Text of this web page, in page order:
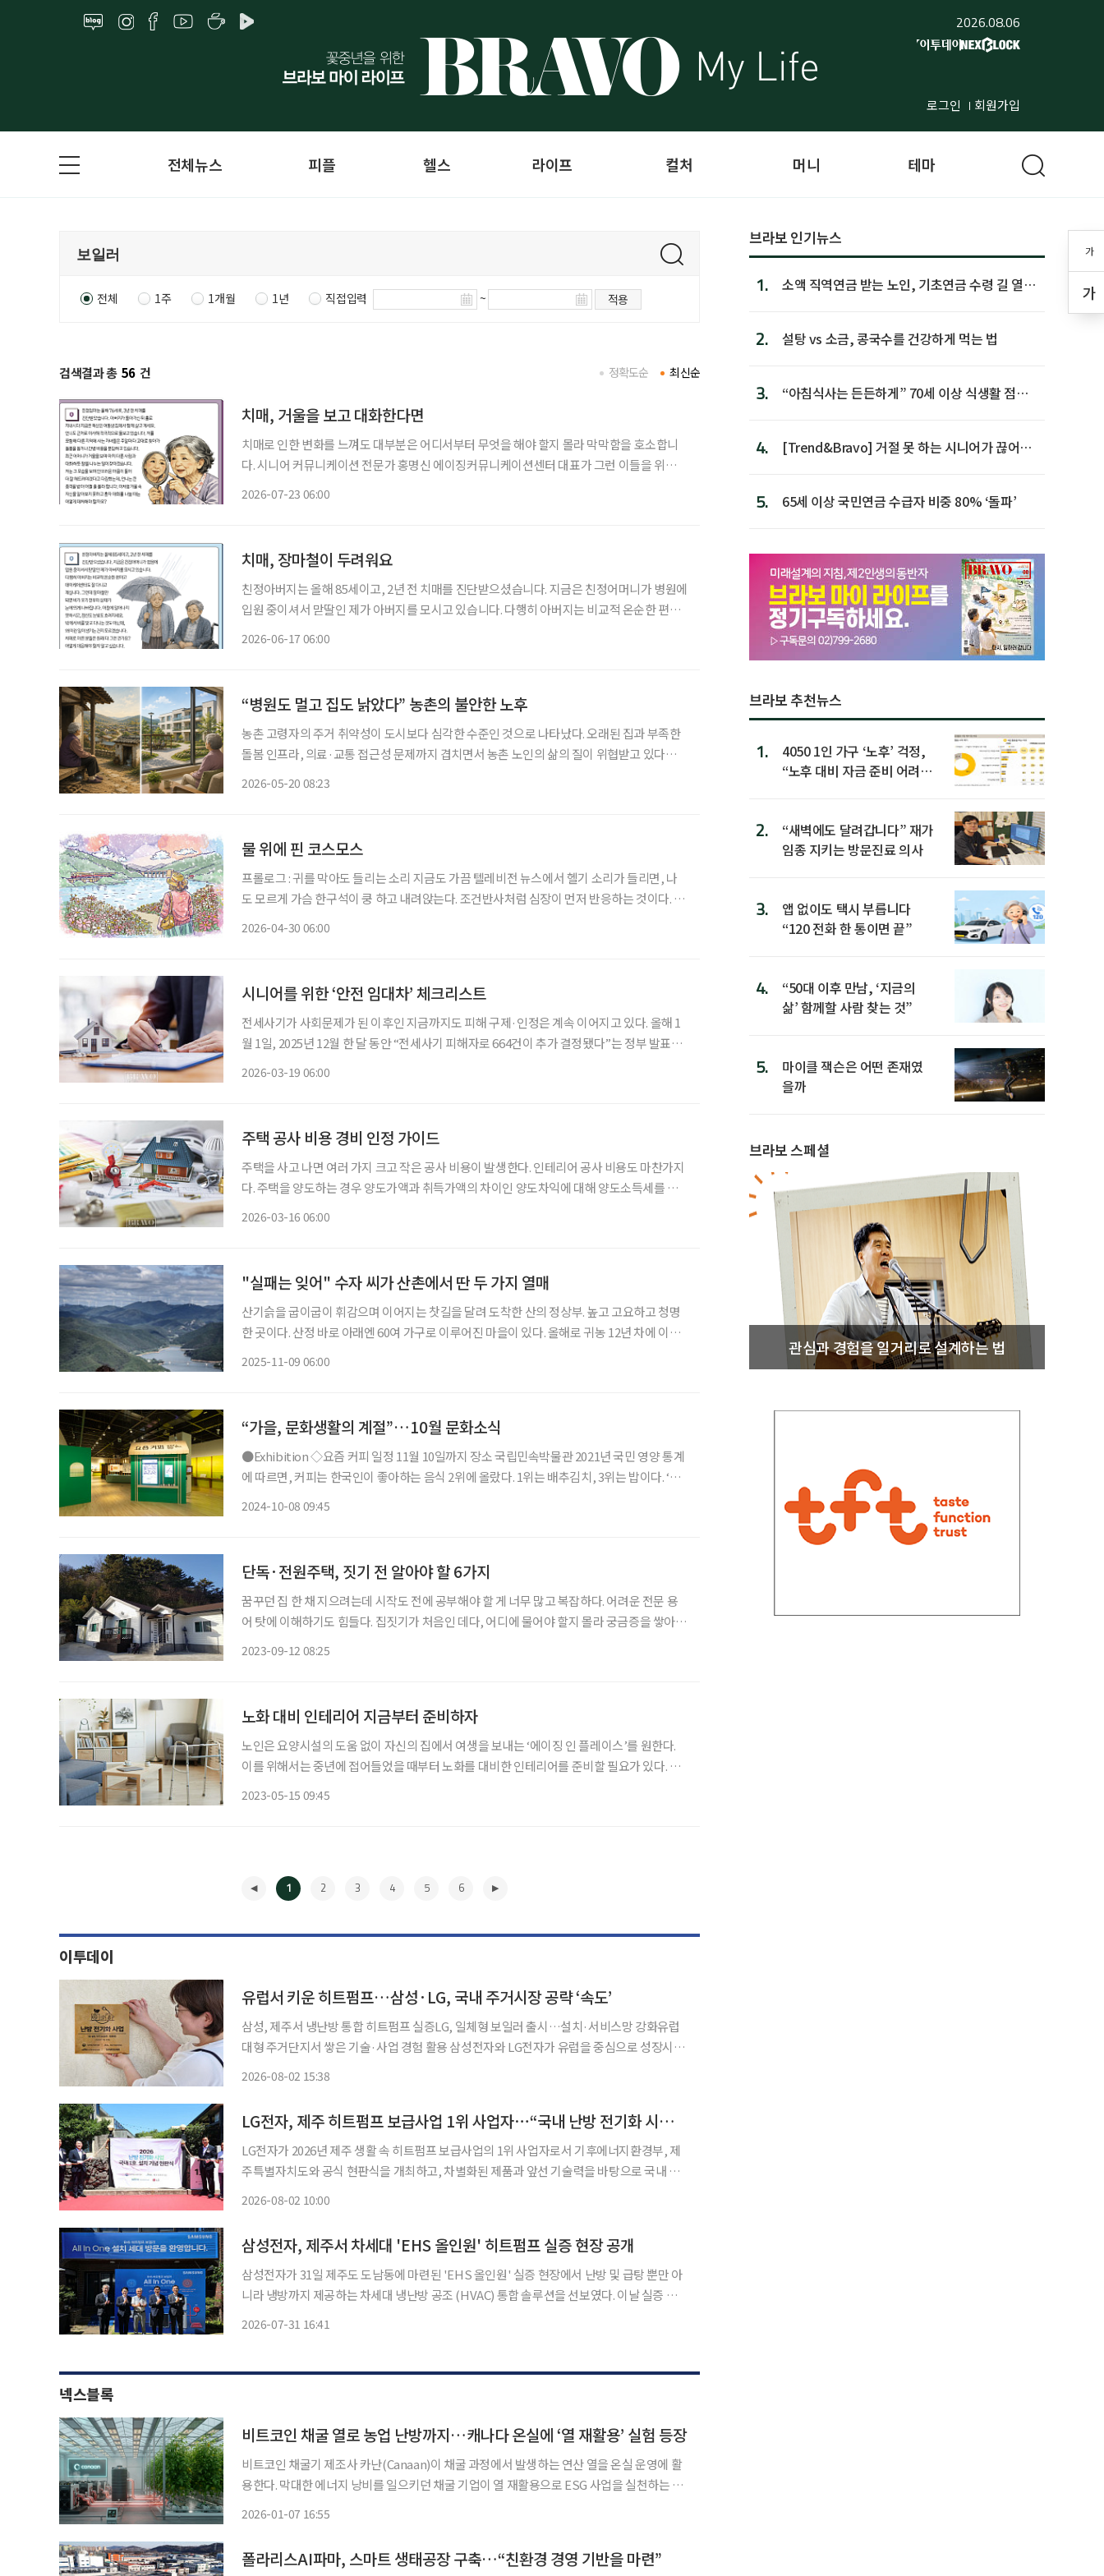
2026.08.06
로그인 회원가입
가
가
전체뉴스 피플 헬스 라이프 컬처 머니 테마
전체 1주 1개월 1년 직접입력 ~ 적용
검색결과 총 56 건 최신순
정확도순
치매, 거울을 보고 대화한다면
치매로 인한 변화를 느껴도 대부분은 어디서부터 무엇을 해야 할지 몰라 막막함을 호소합니
다. 시니어 커뮤니케이션 전문가 홍명신 에이징커뮤니케이션센터 대표가 그런 이들을 위해
2026-07-23 06:00
치매, 장마철이 두려워요
친정아버지는 올해 85세이고, 2년 전 치매를 진단받으셨습니다. 지금은 친정어머니가 병원에
입원 중이셔서 맏딸인 제가 아버지를 모시고 있습니다. 다행히 아버지는 비교적 온순한 편이
2026-06-17 06:00
“병원도 멀고 집도 낡았다” 농촌의 불안한 노후
농촌 고령자의 주거 취약성이 도시보다 심각한 수준인 것으로 나타났다. 오래된 집과 부족한
돌봄 인프라, 의료·교통 접근성 문제까지 겹치면서 농촌 노인의 삶의 질이 위협받고 있다는
2026-05-20 08:23
물 위에 핀 코스모스
프롤로그 : 귀를 막아도 들리는 소리 지금도 가끔 텔레비전 뉴스에서 헬기 소리가 들리면, 나
도 모르게 가슴 한구석이 쿵 하고 내려앉는다. 조건반사처럼 심장이 먼저 반응하는 것이다. 강
2026-04-30 06:00
시니어를 위한 ‘안전 임대차’ 체크리스트
전세사기가 사회문제가 된 이후인 지금까지도 피해 구제·인정은 계속 이어지고 있다. 올해 1
월 1일, 2025년 12월 한 달 동안 “전세사기 피해자로 664건이 추가 결정됐다”는 정부 발표가
2026-03-19 06:00
주택 공사 비용 경비 인정 가이드
주택을 사고 나면 여러 가지 크고 작은 공사 비용이 발생한다. 인테리어 공사 비용도 마찬가지
다. 주택을 양도하는 경우 양도가액과 취득가액의 차이인 양도차익에 대해 양도소득세를 계
2026-03-16 06:00
"실패는 잊어" 수자 씨가 산촌에서 딴 두 가지 열매
산기슭을 굽이굽이 휘감으며 이어지는 찻길을 달려 도착한 산의 정상부. 높고 고요하고 청명
한 곳이다. 산정 바로 아래엔 60여 가구로 이루어진 마을이 있다. 올해로 귀농 12년 차에 이른
2025-11-09 06:00
“가을, 문화생활의 계절”…10월 문화소식
●Exhibition ◇요즘 커피 일정 11월 10일까지 장소 국립민속박물관 2021년 국민 영양 통계
에 따르면, 커피는 한국인이 좋아하는 음식 2위에 올랐다. 1위는 배추김치, 3위는 밥이다. ‘요
2024-10-08 09:45
단독·전원주택, 짓기 전 알아야 할 6가지
꿈꾸던 집 한 채 지으려는데 시작도 전에 공부해야 할 게 너무 많고 복잡하다. 어려운 전문 용
어 탓에 이해하기도 힘들다. 집짓기가 처음인 데다, 어디에 물어야 할지 몰라 궁금증을 쌓아두
2023-09-12 08:25
노화 대비 인테리어 지금부터 준비하자
노인은 요양시설의 도움 없이 자신의 집에서 여생을 보내는 ‘에이징 인 플레이스’를 원한다.
이를 위해서는 중년에 접어들었을 때부터 노화를 대비한 인테리어를 준비할 필요가 있다. 노
2023-05-15 09:45
1 2 3 4 5 6
이투데이
유럽서 키운 히트펌프…삼성·LG, 국내 주거시장 공략 ‘속도’
삼성, 제주서 냉난방 통합 히트펌프 실증LG, 일체형 보일러 출시…설치·서비스망 강화유럽
대형 주거단지서 쌓은 기술·사업 경험 활용 삼성전자와 LG전자가 유럽을 중심으로 성장시킨
2026-08-02 15:38
LG전자, 제주 히트펌프 보급사업 1위 사업자⋯“국내 난방 전기화 시장 리딩”
LG전자가 2026년 제주 생활 속 히트펌프 보급사업의 1위 사업자로서 기후에너지환경부, 제
주특별자치도와 공식 현판식을 개최하고, 차별화된 제품과 앞선 기술력을 바탕으로 국내 난
2026-08-02 10:00
삼성전자, 제주서 차세대 'EHS 올인원' 히트펌프 실증 현장 공개
삼성전자가 31일 제주도 도남동에 마련된 'EHS 올인원' 실증 현장에서 난방 및 급탕 뿐만 아
니라 냉방까지 제공하는 차세대 냉난방 공조 (HVAC) 통합 솔루션을 선보였다. 이날 실증 현
2026-07-31 16:41
넥스블록
비트코인 채굴 열로 농업 난방까지…캐나다 온실에 ‘열 재활용’ 실험 등장
비트코인 채굴기 제조사 카난(Canaan)이 채굴 과정에서 발생하는 연산 열을 온실 운영에 활
용한다. 막대한 에너지 낭비를 일으키던 채굴 기업이 열 재활용으로 ESG 사업을 실천하는 사
2026-01-07 16:55
폴라리스AI파마, 스마트 생태공장 구축…“친환경 경영 기반을 마련”
브라보 인기뉴스
1.
소액 직역연금 받는 노인, 기초연금 수령 길 열린
2. 설탕 vs 소금, 콩국수를 건강하게 먹는 법
3.
“아침식사는 든든하게” 70세 이상 식생활 점수
4.
[Trend&Bravo] 거절 못 하는 시니어가 끊어야
5. 65세 이상 국민연금 수급자 비중 80% ‘돌파’
브라보 추천뉴스
1.
4050 1인 가구 ‘노후’ 걱정,
“노후 대비 자금 준비 어려
2.
“새벽에도 달려갑니다” 재가
임종 지키는 방문진료 의사
3.
앱 없이도 택시 부릅니다
“120 전화 한 통이면 끝”
4.
“50대 이후 만남, ‘지금의
삶’ 함께할 사람 찾는 것”
5.
마이클 잭슨은 어떤 존재였
을까
브라보 스페셜
관심과 경험을 일거리로 설계하는 법